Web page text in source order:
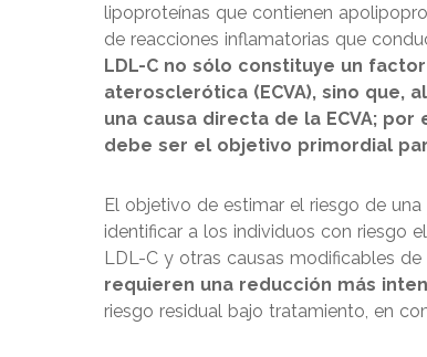
lipoproteínas que contienen
de reacciones inflamatorias que
LDL-C no sólo constituye un
aterosclerótica (ECVA), sino que,
una causa directa de la ECVA;
debe ser el objetivo primordial
El objetivo de estimar el riesgo de
identificar a los individuos con riesgo
LDL-C y otras causas modificables de
requieren una reducción más
riesgo residual bajo tratamiento, en